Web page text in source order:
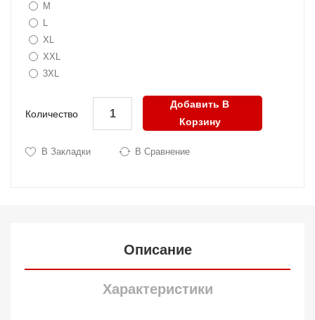
M
L
XL
XXL
3XL
Количество
Добавить В
Корзину
В Закладки В Сравнение
Описание
Характеристики